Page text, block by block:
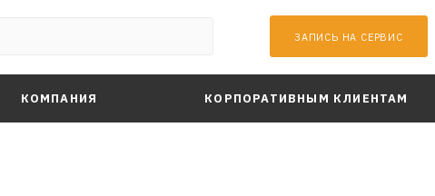
ЗАПИСЬ НА СЕРВИС
КОМПАНИЯ КОРПОРАТИВНЫМ КЛИЕНТАМ